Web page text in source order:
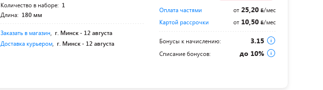
Количество в наборе: 1
Длина: 180 мм
Заказать в магазин, г. Минск - 12 августа
Доставка курьером, г. Минск - 12 августа
Оплата частями от25,20
/мес
Картой рассрочки
от10,50 /мес
Бонусы к начислению: 3.15
Списание бонусов: до 10%